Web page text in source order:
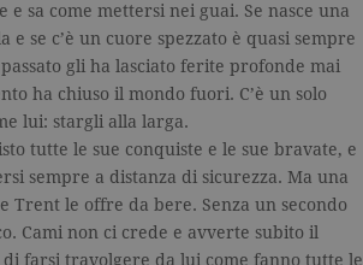
sa come mettersi nei guai. Se nasce una
e se c’è un cuore spezzato è quasi sempre
gli ha lasciato ferite profonde mai
ha chiuso il mondo fuori. C’è un solo
lui: stargli alla larga.
tutte le sue conquiste e le sue bravate, e
sempre a distanza di sicurezza. Ma una
Trent le offre da bere. Senza un secondo
Cami non ci crede e avverte subito il
farsi travolgere da lui come fanno tutte le